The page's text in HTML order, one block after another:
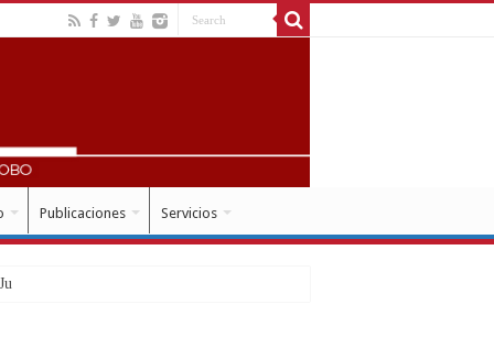
Publicaciones Servicios